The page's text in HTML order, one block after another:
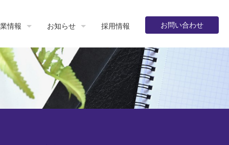
情報 お知らせ 採用情報 お問い合わせ